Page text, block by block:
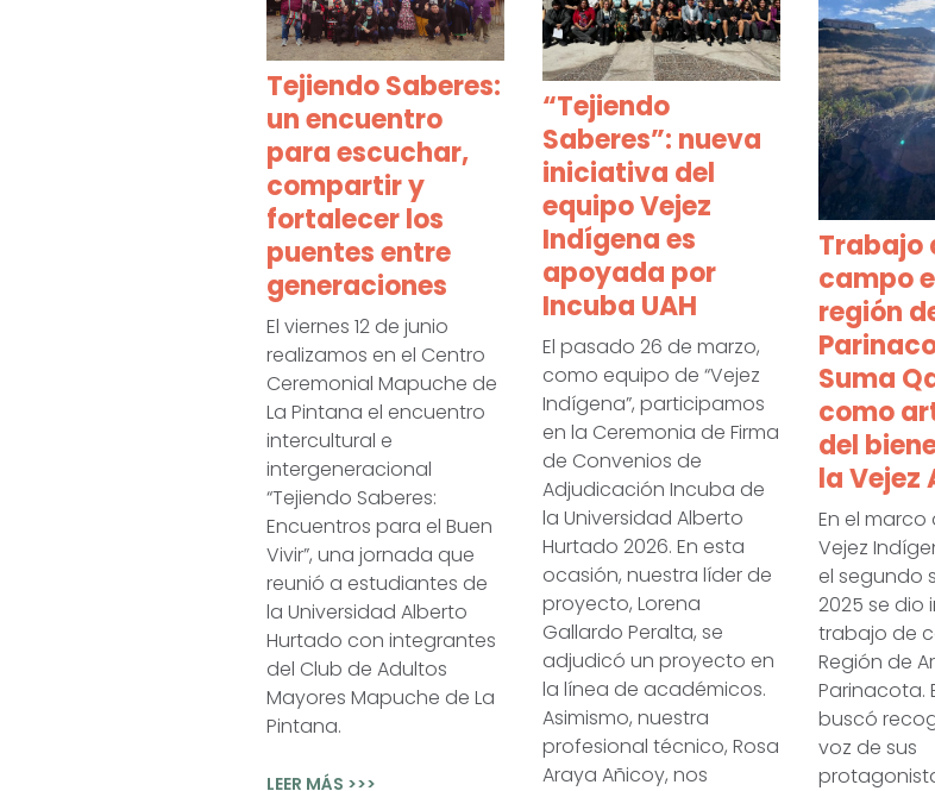
Tejiendo Saberes:
un encuentro
para escuchar,
compartir y
fortalecer los
puentes entre
generaciones
El viernes 12 de junio
realizamos en el Centro
Ceremonial Mapuche de
La Pintana el encuentro
intercultural e
intergeneracional
“Tejiendo Saberes:
Encuentros para el Buen
Vivir”, una jornada que
reunió a estudiantes de
la Universidad Alberto
Hurtado con integrantes
del Club de Adultos
Mayores Mapuche de La
Pintana.
LEER MÁS >>>
“Tejiendo
Saberes”: nueva
iniciativa del
equipo Vejez
Indígena es
apoyada por
Incuba UAH
El pasado 26 de marzo,
como equipo de “Vejez
Indígena”, participamos
en la Ceremonia de Firma
de Convenios de
Adjudicación Incuba de
la Universidad Alberto
Hurtado 2026. En esta
ocasión, nuestra líder de
proyecto, Lorena
Gallardo Peralta, se
adjudicó un proyecto en
la línea de académicos.
Asimismo, nuestra
profesional técnico, Rosa
Araya Añicoy, nos
Trabajo
campo
región
Suma
como
del
la Vejez
En el
Vejez
el segundo
2025 se dio
trabajo de
Región de
Parinacota.
buscó
voz de sus